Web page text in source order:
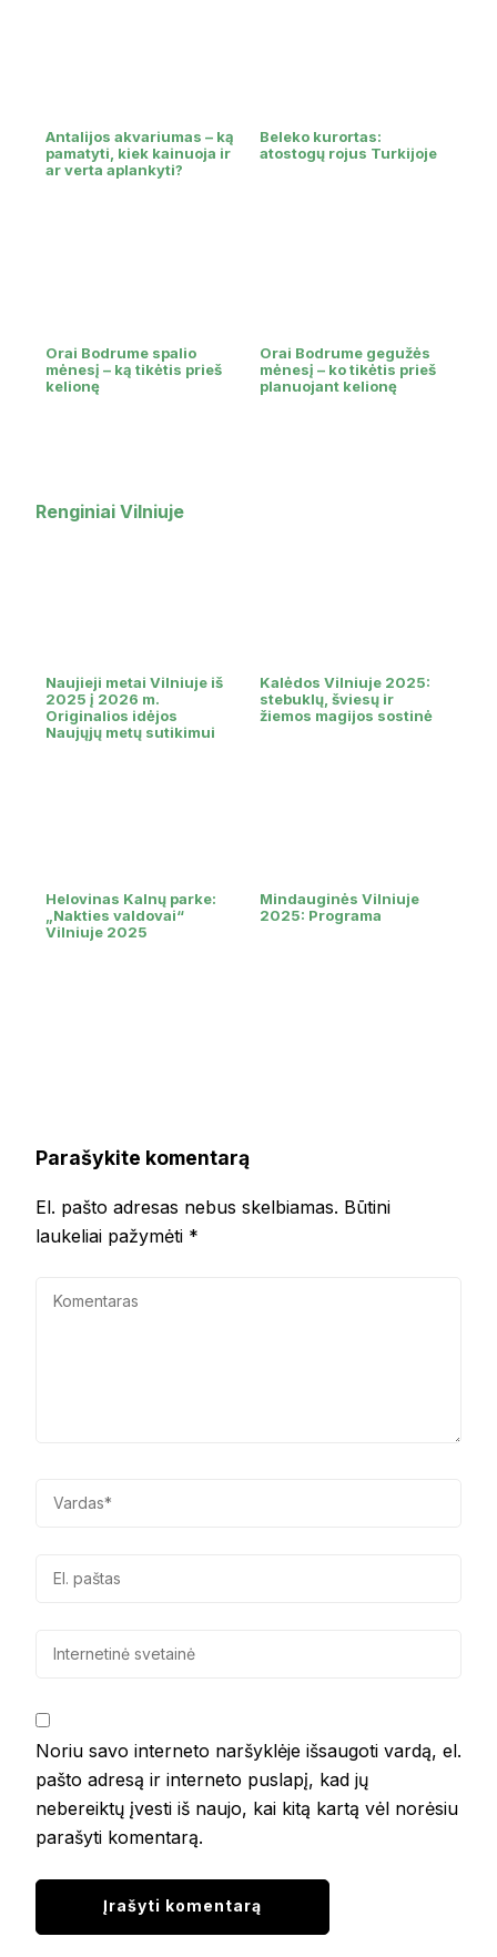
Antalijos akvariumas – ką
pamatyti, kiek kainuoja ir
ar verta aplankyti?
Beleko kurortas:
atostogų rojus Turkijoje
Orai Bodrume spalio
mėnesį – ką tikėtis prieš
kelionę
Orai Bodrume gegužės
mėnesį – ko tikėtis prieš
planuojant kelionę
Renginiai Vilniuje
Naujieji metai Vilniuje iš
2025 į 2026 m.
Originalios idėjos
Naujųjų metų sutikimui
Kalėdos Vilniuje 2025:
stebuklų, šviesų ir
žiemos magijos sostinė
Helovinas Kalnų parke:
„Nakties valdovai“
Vilniuje 2025
Mindauginės Vilniuje
2025: Programa
Parašykite komentarą
El. pašto adresas nebus skelbiamas. Būtini
laukeliai pažymėti *
Noriu savo interneto naršyklėje išsaugoti vardą, el.
pašto adresą ir interneto puslapį, kad jų
nebereiktų įvesti iš naujo, kai kitą kartą vėl norėsiu
parašyti komentarą.